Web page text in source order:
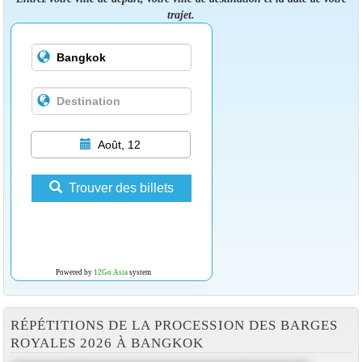
trajet.
Août, 12
Trouver des billets
Powered by 12Go Asiasystem
RÉPÉTITIONS DE LA PROCESSION DES BARGES
ROYALES 2026 À BANGKOK